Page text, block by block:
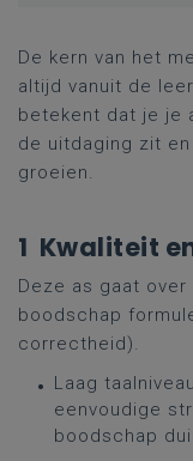
De kern van het
altijd vanuit de
betekent dat je je
de uitdaging zit
groeien.
1 Kwaliteit
Deze as gaat
boodschap
correctheid).
Laag
eenvoudige
boodschap